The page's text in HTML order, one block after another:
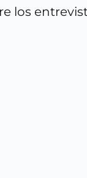
los